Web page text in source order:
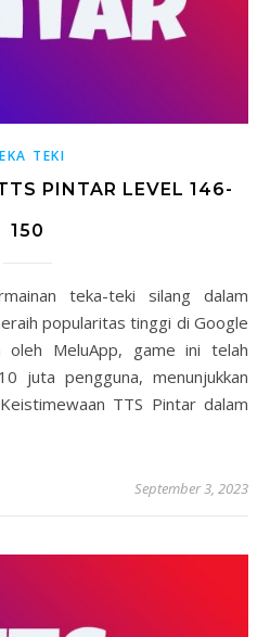
TEKI
PINTAR LEVEL 146-
150
popularitas tinggi di Google
oleh MeluApp, game ini telah
juta pengguna, menunjukkan
TTS Pintar dalam
September 3, 2023